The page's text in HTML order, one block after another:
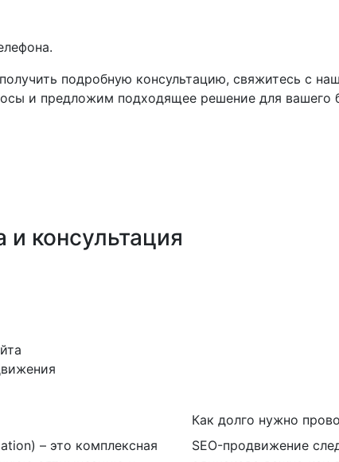
подробную консультацию, свяжитесь с
и предложим подходящее решение для вашего
консультация
– это комплексная
Как долго нужно
SEO-продвижение